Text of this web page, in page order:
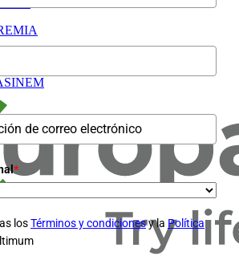
*
losTérminos y condicionesy la Política